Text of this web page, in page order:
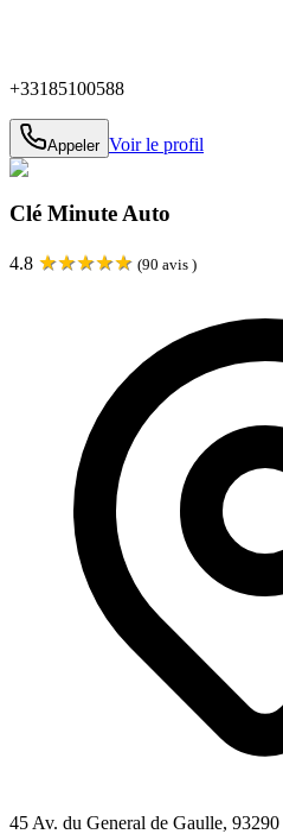
+33185100588
Appeler Voir le profil
Clé Minute Auto
4.8 ★★★★★ (90 avis )
45 Av. du General de Gaulle, 93290